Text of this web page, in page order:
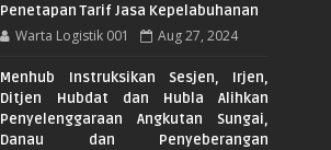
Penetapan Tarif Jasa Kepelabuhanan
Warta Logistik 001 Aug 27, 2024
Menhub Instruksikan Sesjen, Irjen,
Ditjen Hubdat dan Hubla Alihkan
Penyelenggaraan Angkutan Sungai,
Danau dan Penyeberangan